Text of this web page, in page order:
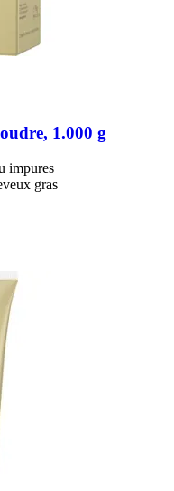
1.000 g
impures
gras